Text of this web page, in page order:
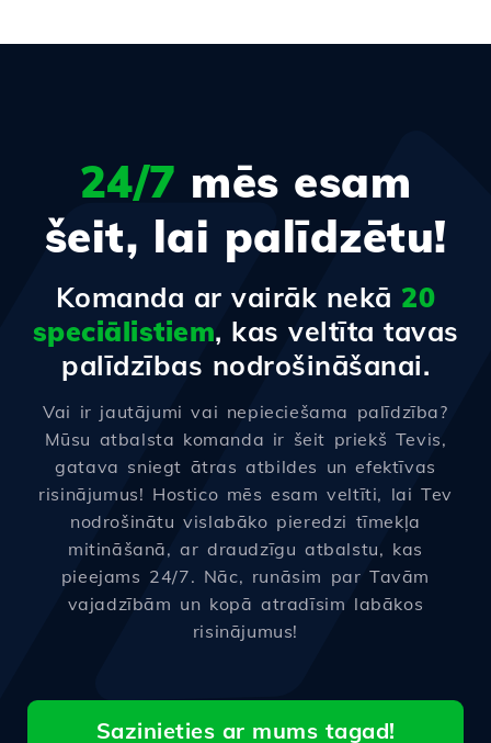
24/7 mēs esam
šeit, lai palīdzētu!
Komanda ar vairāk nekā 20
speciālistiem, kas veltīta tavas
palīdzības nodrošināšanai.
Vai ir jautājumi vai nepieciešama palīdzība?
Mūsu atbalsta komanda ir šeit priekš Tevis,
gatava sniegt ātras atbildes un efektīvas
risinājumus! Hostico mēs esam veltīti, lai Tev
nodrošinātu vislabāko pieredzi tīmekļa
mitināšanā, ar draudzīgu atbalstu, kas
pieejams 24/7. Nāc, runāsim par Tavām
vajadzībām un kopā atradīsim labākos
risinājumus!
Sazinieties ar mums tagad!